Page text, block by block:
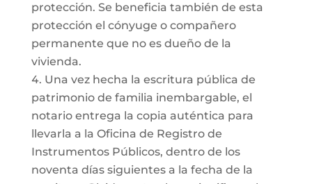
protección. Se beneficia también de esta
protección el cónyuge o compañero
permanente que no es dueño de la
vivienda.
Una vez hecha la escritura pública de
patrimonio de familia inembargable, el
notario entrega la copia auténtica para
llevarla a la Oficina de Registro de
Instrumentos Públicos, dentro de los
noventa días siguientes a la fecha de la